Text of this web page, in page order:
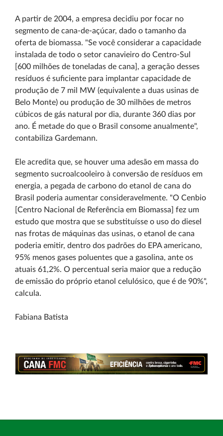
A partir de 2004, a empresa decidiu por focar no
segmento de cana-de-açúcar, dado o tamanho da
oferta de biomassa. "Se você considerar a capacidade
instalada de todo o setor canavieiro do Centro-Sul
[600 milhões de toneladas de cana], a geração desses
resíduos é suficiente para implantar capacidade de
produção de 7 mil MW (equivalente a duas usinas de
Belo Monte) ou produção de 30 milhões de metros
cúbicos de gás natural por dia, durante 360 dias por
ano. É metade do que o Brasil consome anualmente",
contabiliza Gardemann.
Ele acredita que, se houver uma adesão em massa do
segmento sucroalcooleiro à conversão de resíduos em
energia, a pegada de carbono do etanol de cana do
Brasil poderia aumentar consideravelmente. "O Cenbio
[Centro Nacional de Referência em Biomassa] fez um
estudo que mostra que se substituísse o uso do diesel
nas frotas de máquinas das usinas, o etanol de cana
poderia emitir, dentro dos padrões do EPA americano,
95% menos gases poluentes que a gasolina, ante os
atuais 61,2%. O percentual seria maior que a redução
de emissão do próprio etanol celulósico, que é de 90%",
calcula.
Fabiana Batista